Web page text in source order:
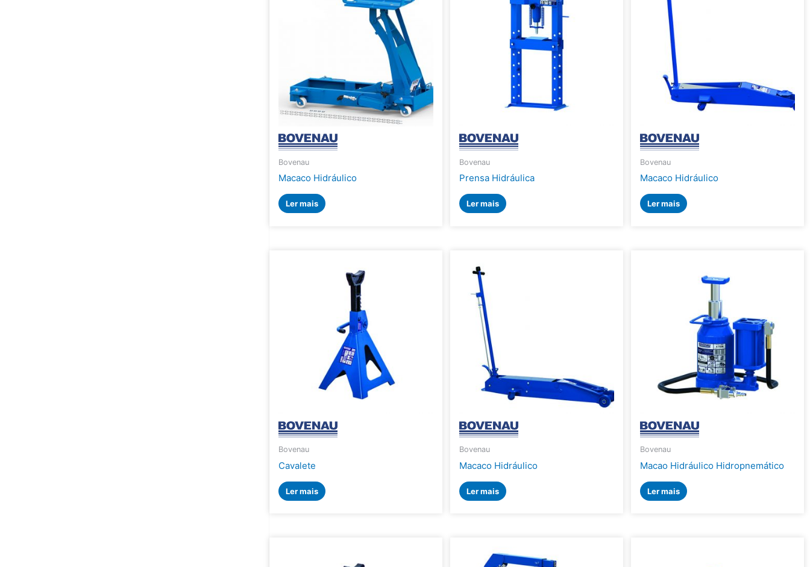
Bovenau
Macaco Hidráulico
Ler mais
Bovenau
Prensa Hidráulica
Ler mais
Bovenau
Macaco Hidráulico
Ler mais
Bovenau
Cavalete
Ler mais
Bovenau
Macaco Hidráulico
Ler mais
Bovenau
Macao Hidráulico Hidropnemático
Ler mais